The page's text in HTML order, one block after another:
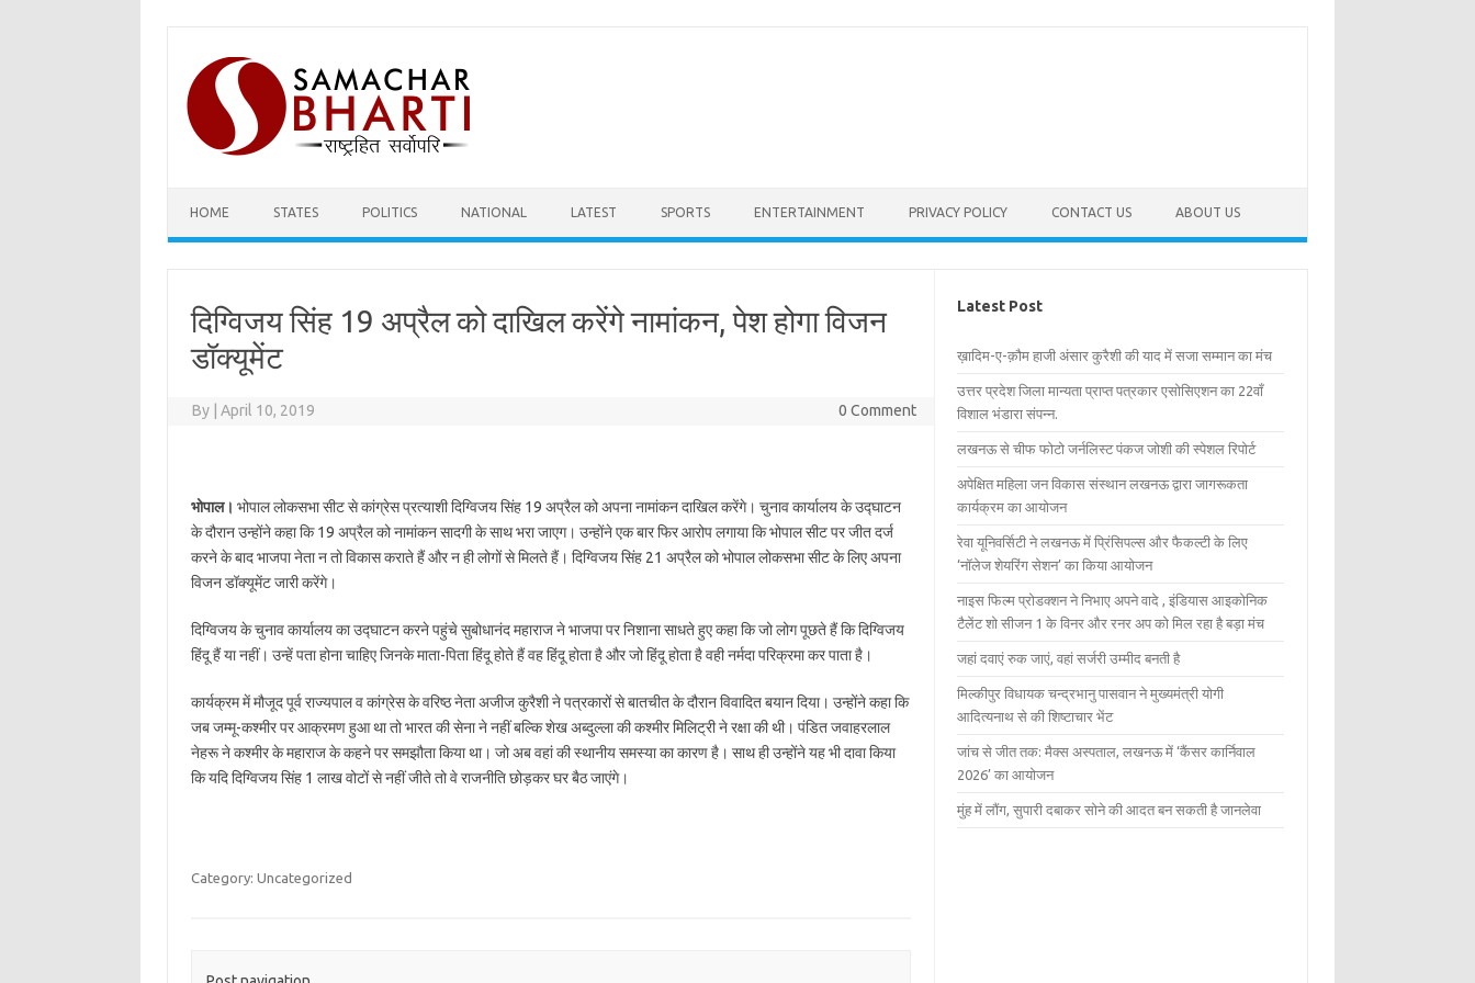
content
HOME STATES POLITICS NATIONAL LATEST SPORTS ENTERTAINMENT PRIVACY POLICY CONTACT US ABOUT US
दिग्विजय सिंह 19 अप्रैल को दाखिल करेंगे नामांकन, पेश होगा विजन
डॉक्यूमेंट
By April 10, 2019 0 Comment
भोपाल। भोपाल लोकसभा सीट से कांग्रेस प्रत्याशी दिग्विजय सिंह 19 अप्रैल को अपना नामांकन दाखिल करेंगे। चुनाव कार्यालय के उद्घाटन
के दौरान उन्होंने कहा कि 19 अप्रैल को नामांकन सादगी के साथ भरा जाएग। उन्होंने एक बार फिर आरोप लगाया कि भोपाल सीट पर जीत दर्ज
करने के बाद भाजपा नेता न तो विकास कराते हैं और न ही लोगों से मिलते हैं। दिग्विजय सिंह 21 अप्रैल को भोपाल लोकसभा सीट के लिए अपना
विजन डॉक्यूमेंट जारी करेंगे।
दिग्विजय के चुनाव कार्यालय का उद्घाटन करने पहुंचे सुबोधानंद महाराज ने भाजपा पर निशाना साधते हुए कहा कि जो लोग पूछते हैं कि दिग्विजय
हिंदू हैं या नहीं। उन्हें पता होना चाहिए जिनके माता-पिता हिंदू होते हैं वह हिंदू होता है और जो हिंदू होता है वही नर्मदा परिक्रमा कर पाता है।
कार्यक्रम में मौजूद पूर्व राज्यपाल व कांग्रेस के वरिष्ठ नेता अजीज कुरैशी ने पत्रकारों से बातचीत के दौरान विवादित बयान दिया। उन्होंने कहा कि
जब जम्मू-कश्मीर पर आक्रमण हुआ था तो भारत की सेना ने नहीं बल्कि शेख अब्दुल्ला की कश्मीर मिलिट्री ने रक्षा की थी। पंडित जवाहरलाल
नेहरू ने कश्मीर के महाराज के कहने पर समझौता किया था। जो अब वहां की स्थानीय समस्या का कारण है। साथ ही उन्होंने यह भी दावा किया
कि यदि दिग्विजय सिंह 1 लाख वोटों से नहीं जीते तो वे राजनीति छोड़कर घर बैठ जाएंगे।
Category: Uncategorized
Latest Post
ख़ादिम-ए-क़ौम हाजी अंसार कुरैशी की याद में सजा सम्मान का मंच
उत्तर प्रदेश जिला मान्यता प्राप्त पत्रकार एसोसिएशन का 22वाँ
विशाल भंडारा संपन्न.
लखनऊ से चीफ फोटो जर्नलिस्ट पंकज जोशी की स्पेशल रिपोर्ट
अपेक्षित महिला जन विकास संस्थान लखनऊ द्वारा जागरूकता
कार्यक्रम का आयोजन
रेवा यूनिवर्सिटी ने लखनऊ में प्रिंसिपल्स और फैकल्टी के लिए
‘नॉलेज शेयरिंग सेशन’ का किया आयोजन
नाइस फिल्म प्रोडक्शन ने निभाए अपने वादे , इंडियास आइकोनिक
टैलेंट शो सीजन 1 के विनर और रनर अप को मिल रहा है बड़ा मंच
जहां दवाएं रुक जाएं, वहां सर्जरी उम्मीद बनती है
मिल्कीपुर विधायक चन्द्रभानु पासवान ने मुख्यमंत्री योगी
आदित्यनाथ से की शिष्टाचार भेंट
जांच से जीत तक: मैक्स अस्पताल, लखनऊ में ‘कैंसर कार्निवाल
2026’ का आयोजन
मुंह में लौंग, सुपारी दबाकर सोने की आदत बन सकती है जानलेवा